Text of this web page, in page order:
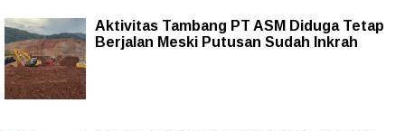
Aktivitas Tambang PT ASM Diduga Tetap
Berjalan Meski Putusan Sudah Inkrah